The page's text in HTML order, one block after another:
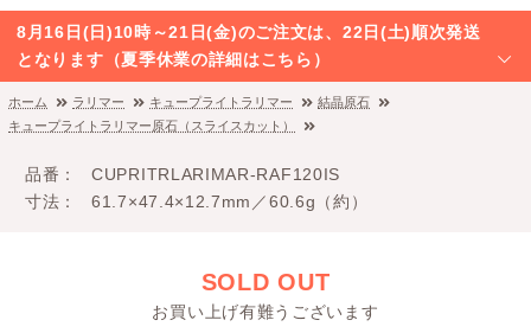
8月16日(日)10時～21日(金)のご注文は、22日(土)順次発送
となります（夏季休業の詳細はこちら）
ホーム ラリマー キュープライトラリマー
結晶原石
キュープライトラリマー原石（スライスカット）
品番
CUPRITRLARIMAR-RAF120IS
寸法
61.7×47.4×12.7mm／60.6g（約）
SOLD OUT
お買い上げ有難うございます